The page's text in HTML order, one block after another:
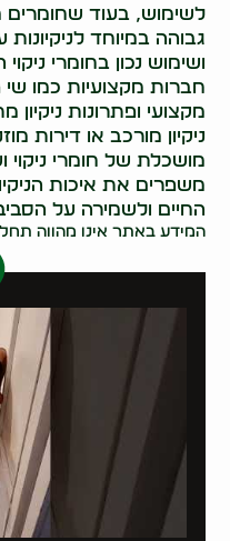
לשימוש, בעוד שחומרים
גבוהה במיוחד
ושימוש נכון בחומרי
חברות מקצועיות כמו שי
מקצועי ופתרונות
ניקיון מורכב או דירות
מושכלת של חומרי ניקוי
משפרים את איכות
החיים ולשמירה על
המידע באתר אינו מהווה